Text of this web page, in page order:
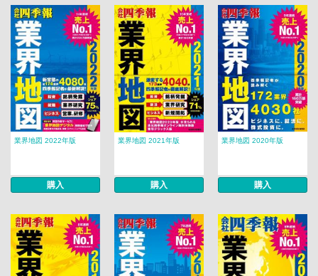
業界地図 2022年版
購入
業界地図 2021年版
購入
業界地図 2020年版
購入